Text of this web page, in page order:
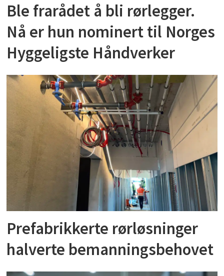
Ble frarådet å bli rørlegger.
Nå er hun nominert til Norges
Hyggeligste Håndverker
Prefabrikkerte rørløsninger
halverte bemanningsbehovet